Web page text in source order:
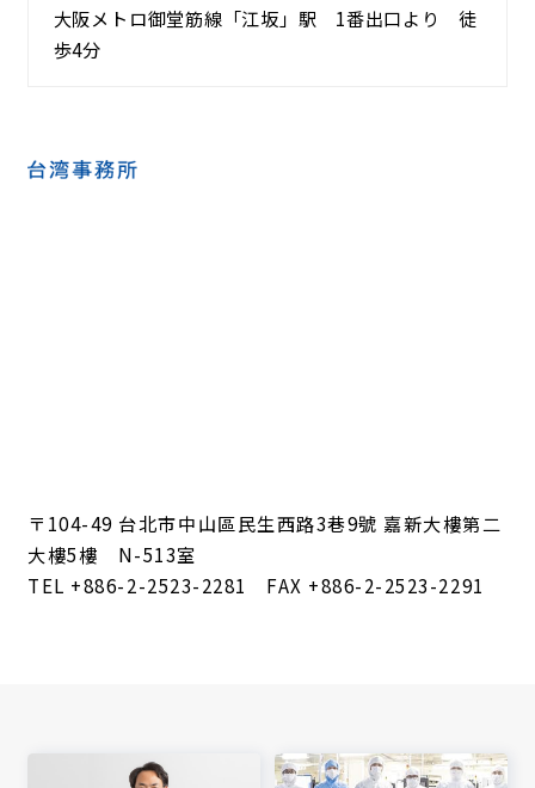
大阪メトロ御堂筋線「江坂」駅 1番出口より 徒
歩4分
〒104-49 台北市中山區民生西路3巷9號 嘉新大樓第二
大樓5樓 N-513室
TEL +886-2-2523-2281 FAX +886-2-2523-2291